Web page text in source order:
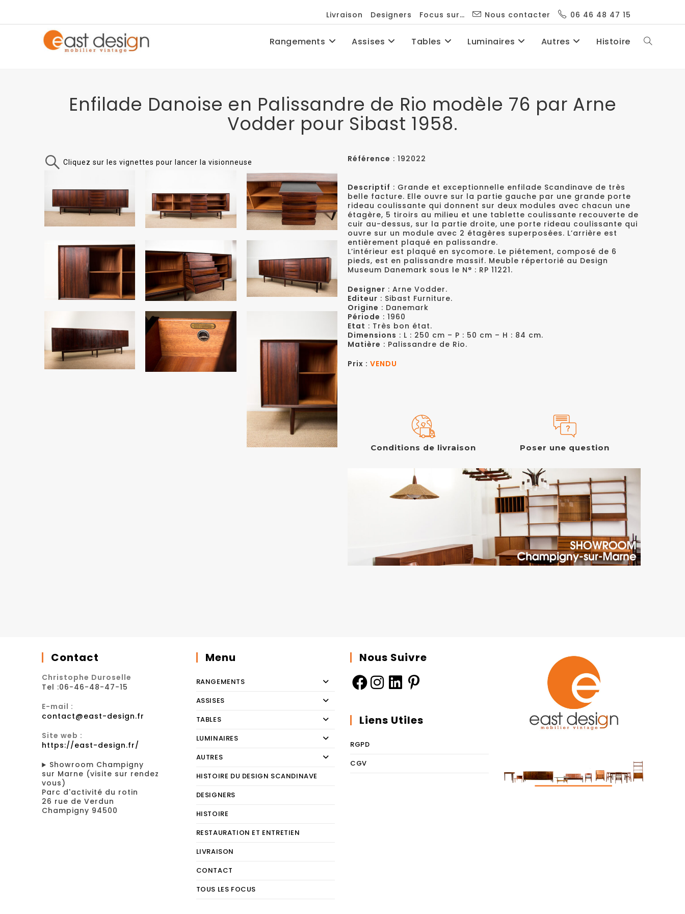
Livraison Designers Focus sur… Nous contacter 06 46 48 47 15
Rangements Assises Tables Luminaires Autres Histoire
Enfilade Danoise en Palissandre de Rio modèle 76 par Arne
Vodder pour Sibast 1958.
Cliquez sur les vignettes pour lancer la visionneuse Référence : 192022
Descriptif : Grande et exceptionnelle enfilade Scandinave de très
belle facture. Elle ouvre sur la partie gauche par une grande porte
rideau coulissante qui donnent sur deux modules avec chacun une
étagère, 5 tiroirs au milieu et une tablette coulissante recouverte de
cuir au-dessus, sur la partie droite, une porte rideau coulissante qui
ouvre sur un module avec 2 étagères superposées. L’arrière est
entièrement plaqué en palissandre.
L’intérieur est plaqué en sycomore. Le piétement, composé de 6
pieds, est en palissandre massif. Meuble répertorié au Design
Museum Danemark sous le N° : RP 11221.
Designer : Arne Vodder.
Editeur : Sibast Furniture.
Origine : Danemark
Période : 1960
Etat : Très bon état.
Dimensions : L : 250 cm – P : 50 cm – H : 84 cm.
Matière : Palissandre de Rio.
Prix : VENDU
Conditions de livraison Poser une question
Contact
Christophe Duroselle
Tel :06-46-48-47-15
E-mail :
contact@east-design.fr
Site web :
https://east-design.fr/
Showroom Champigny
sur Marne (visite sur rendez
vous)
Parc d'activité du rotin
26 rue de Verdun
Champigny 94500
Menu
RANGEMENTS
ASSISES
TABLES
LUMINAIRES
AUTRES
HISTOIRE DU DESIGN SCANDINAVE
DESIGNERS
HISTOIRE
RESTAURATION ET ENTRETIEN
LIVRAISON
CONTACT
TOUS LES FOCUS
Nous Suivre
Liens Utiles
RGPD
CGV